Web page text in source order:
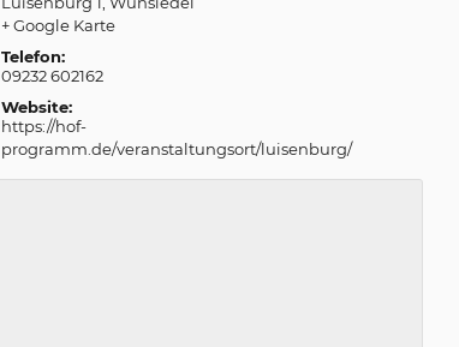
+ Google Karte
Telefon:
09232 602162
Website:
https://hof-
programm.de/veranstaltungsort/luisenburg/